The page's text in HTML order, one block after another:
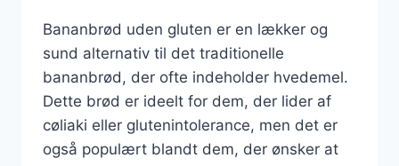
Bananbrød uden gluten er en lækker og
sund alternativ til det traditionelle
bananbrød, der ofte indeholder hvedemel.
Dette brød er ideelt for dem, der lider af
cøliaki eller glutenintolerance, men det er
også populært blandt dem, der ønsker at